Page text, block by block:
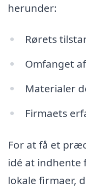
herunder:
Rørets
Omfanget
Materialer
Firmaets
For at få et
idé at indhente
lokale firmaer,